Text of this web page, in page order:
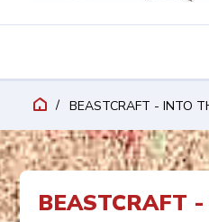
BEASTCRAFT - INTO
BEASTCRAFT